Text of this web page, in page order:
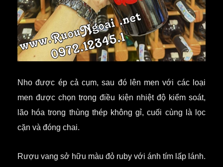
Nho được ép cả cụm, sau đó lên men với các loại
men được chọn trong điều kiện nhiệt độ kiểm soát,
lão hóa trong thùng thép không gỉ, cuối cùng là lọc
cặn và đóng chai.
Rượu vang sở hữu màu đỏ ruby với ánh tím lấp lánh.